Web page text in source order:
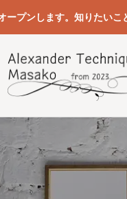
プンします。知りたい